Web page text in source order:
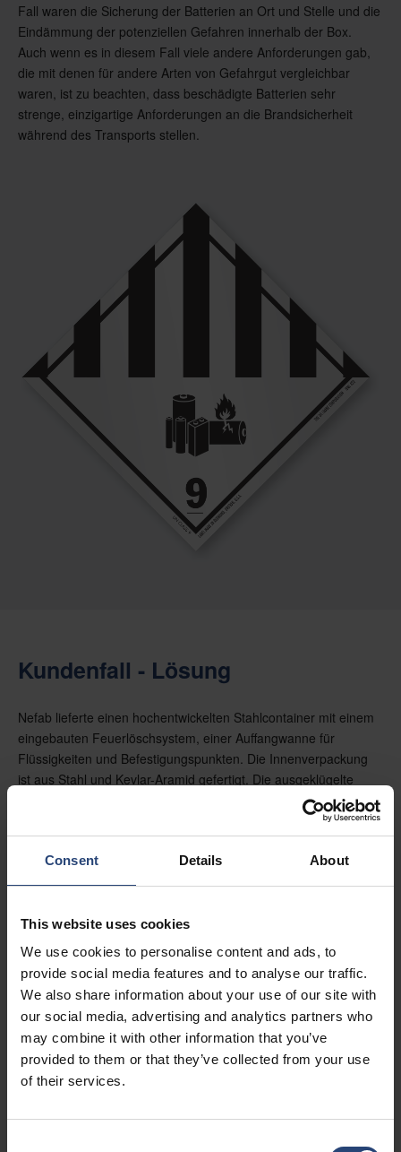
Consent Details About
This website uses cookies
We use cookies to personalise content and ads, to
provide social media features and to analyse our traffic.
We also share information about your use of our site with
our social media, advertising and analytics partners who
may combine it with other information that you’ve
provided to them or that they’ve collected from your use
of their services.
Fall waren die Sicherung der Batterien an Ort und Stelle und die
Eindämmung der potenziellen Gefahren innerhalb der Box.
Auch wenn es in diesem Fall viele andere Anforderungen gab,
die mit denen für andere Arten von Gefahrgut vergleichbar
waren, ist zu beachten, dass beschädigte Batterien sehr
strenge, einzigartige Anforderungen an die Brandsicherheit
während des Transports stellen.
Kundenfall - Lösung
Nefab lieferte einen hochentwickelten Stahlcontainer mit einem
eingebauten Feuerlöschsystem, einer Auffangwanne für
Flüssigkeiten und Befestigungspunkten. Die Innenverpackung
ist aus Stahl und Kevlar-Aramid gefertigt. Die ausgeklügelte
Innenkonstruktion ermöglicht eine Druckentlastung ohne
Flammendurchschlag. Selbst wenn sich die Batterie in der Kiste
entzünden sollte, bleibt die Temperatur an der Oberfläche auf
einem akzeptablen Niveau. Die Box ist für
Gefahrgutverpackungen der Gruppe I zertifiziert und kann bis zu